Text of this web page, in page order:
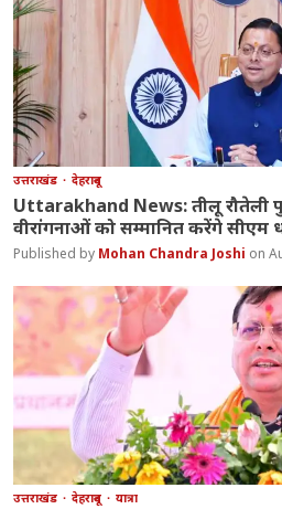
उत्तराखंड देहरादून
Uttarakhand News: तीलू रौतेली
वीरांगनाओं को सम्मानित करेंगे सीएम
Mohan Chandra Joshi
उत्तराखंड देहरादून यात्रा